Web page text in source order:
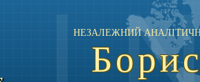
НЕЗАЛЕЖНИЙ